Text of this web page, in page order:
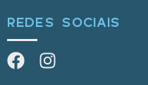
REDES SOCIAIS